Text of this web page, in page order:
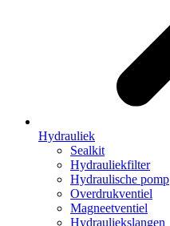
Hydrauliek
Sealkit
Hydrauliekfilter
Hydraulische pomp
Overdrukventiel
Magneetventiel
Hydrauliekslangen